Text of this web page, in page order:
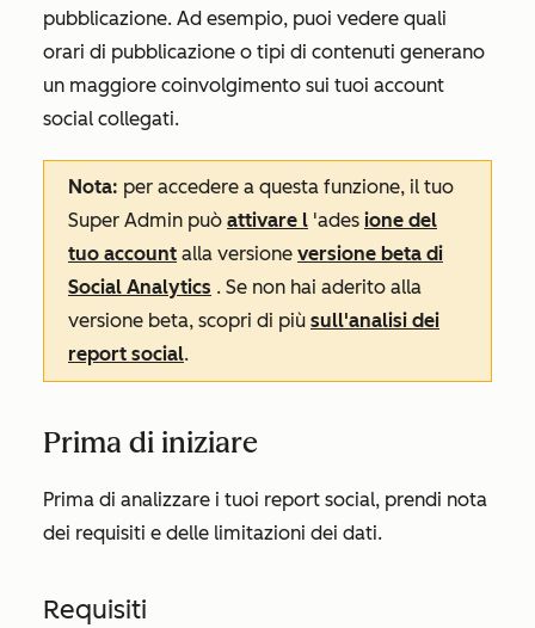
pubblicazione. Ad esempio, puoi vedere quali
orari di pubblicazione o tipi di contenuti generano
un maggiore coinvolgimento sui tuoi account
social collegati.
Nota: per accedere a questa funzione, il tuo
Super Admin può attivare l 'ades ione del
tuo account alla versione versione beta di
Social Analytics . Se non hai aderito alla
versione beta, scopri di più sull'analisi dei
report social.
Prima di iniziare
Prima di analizzare i tuoi report social, prendi nota
dei requisiti e delle limitazioni dei dati.
Requisiti